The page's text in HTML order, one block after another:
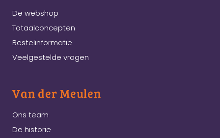
De webshop
Totaalconcepten
Bestelinformatie
Veelgestelde vragen
Van der Meulen
Ons team
De historie